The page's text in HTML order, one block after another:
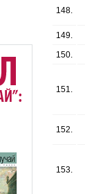
148.
149.
150.
151.
152.
153.